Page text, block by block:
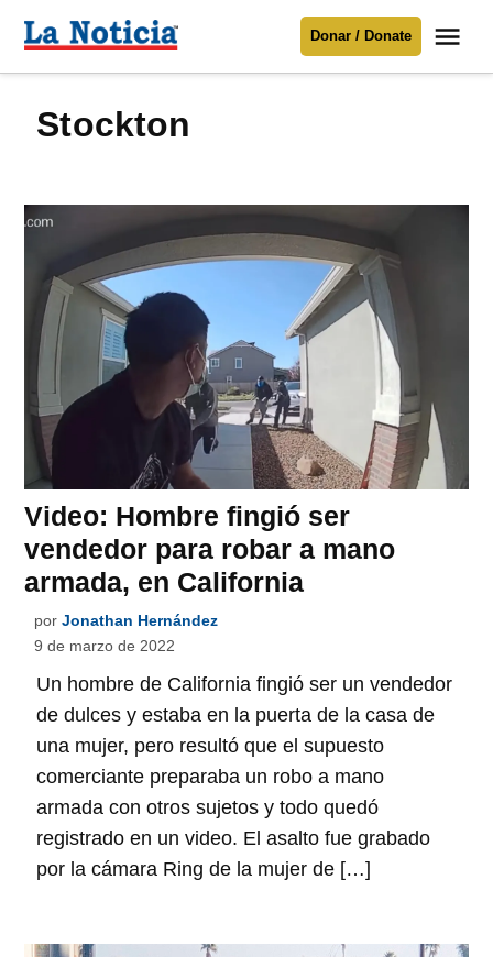
Para mantenerte informado necesitamos
contenido
Noticia
Donar / Donate
Stockton
Video: Hombre fingió ser
vendedor para robar a mano
armada, en California
por Jonathan Hernández
9 de marzo de 2022
Un hombre de California fingió ser un vendedor
de dulces y estaba en la puerta de la casa de
una mujer, pero resultó que el supuesto
comerciante preparaba un robo a mano
armada con otros sujetos y todo quedó
registrado en un video. El asalto fue grabado
por la cámara Ring de la mujer de […]